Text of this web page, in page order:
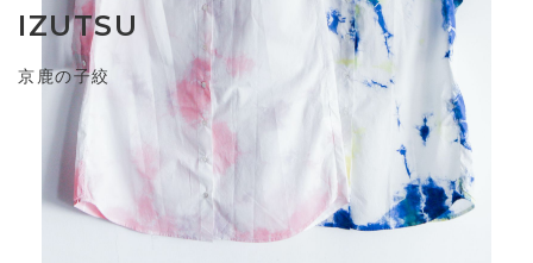
IZUTSU
京鹿の子絞